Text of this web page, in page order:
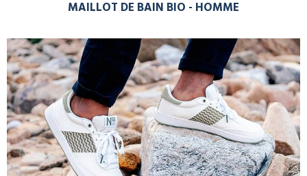
MAILLOT DE BAIN BIO - HOMME